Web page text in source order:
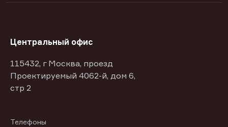
Центральный офис
115432, г Москва, проезд
Проектируемый 4062-й, дом 6,
стр 2
Телефоны